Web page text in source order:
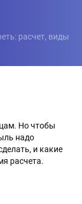
расчет, виды
Но чтобы
надо
и какие
расчета.